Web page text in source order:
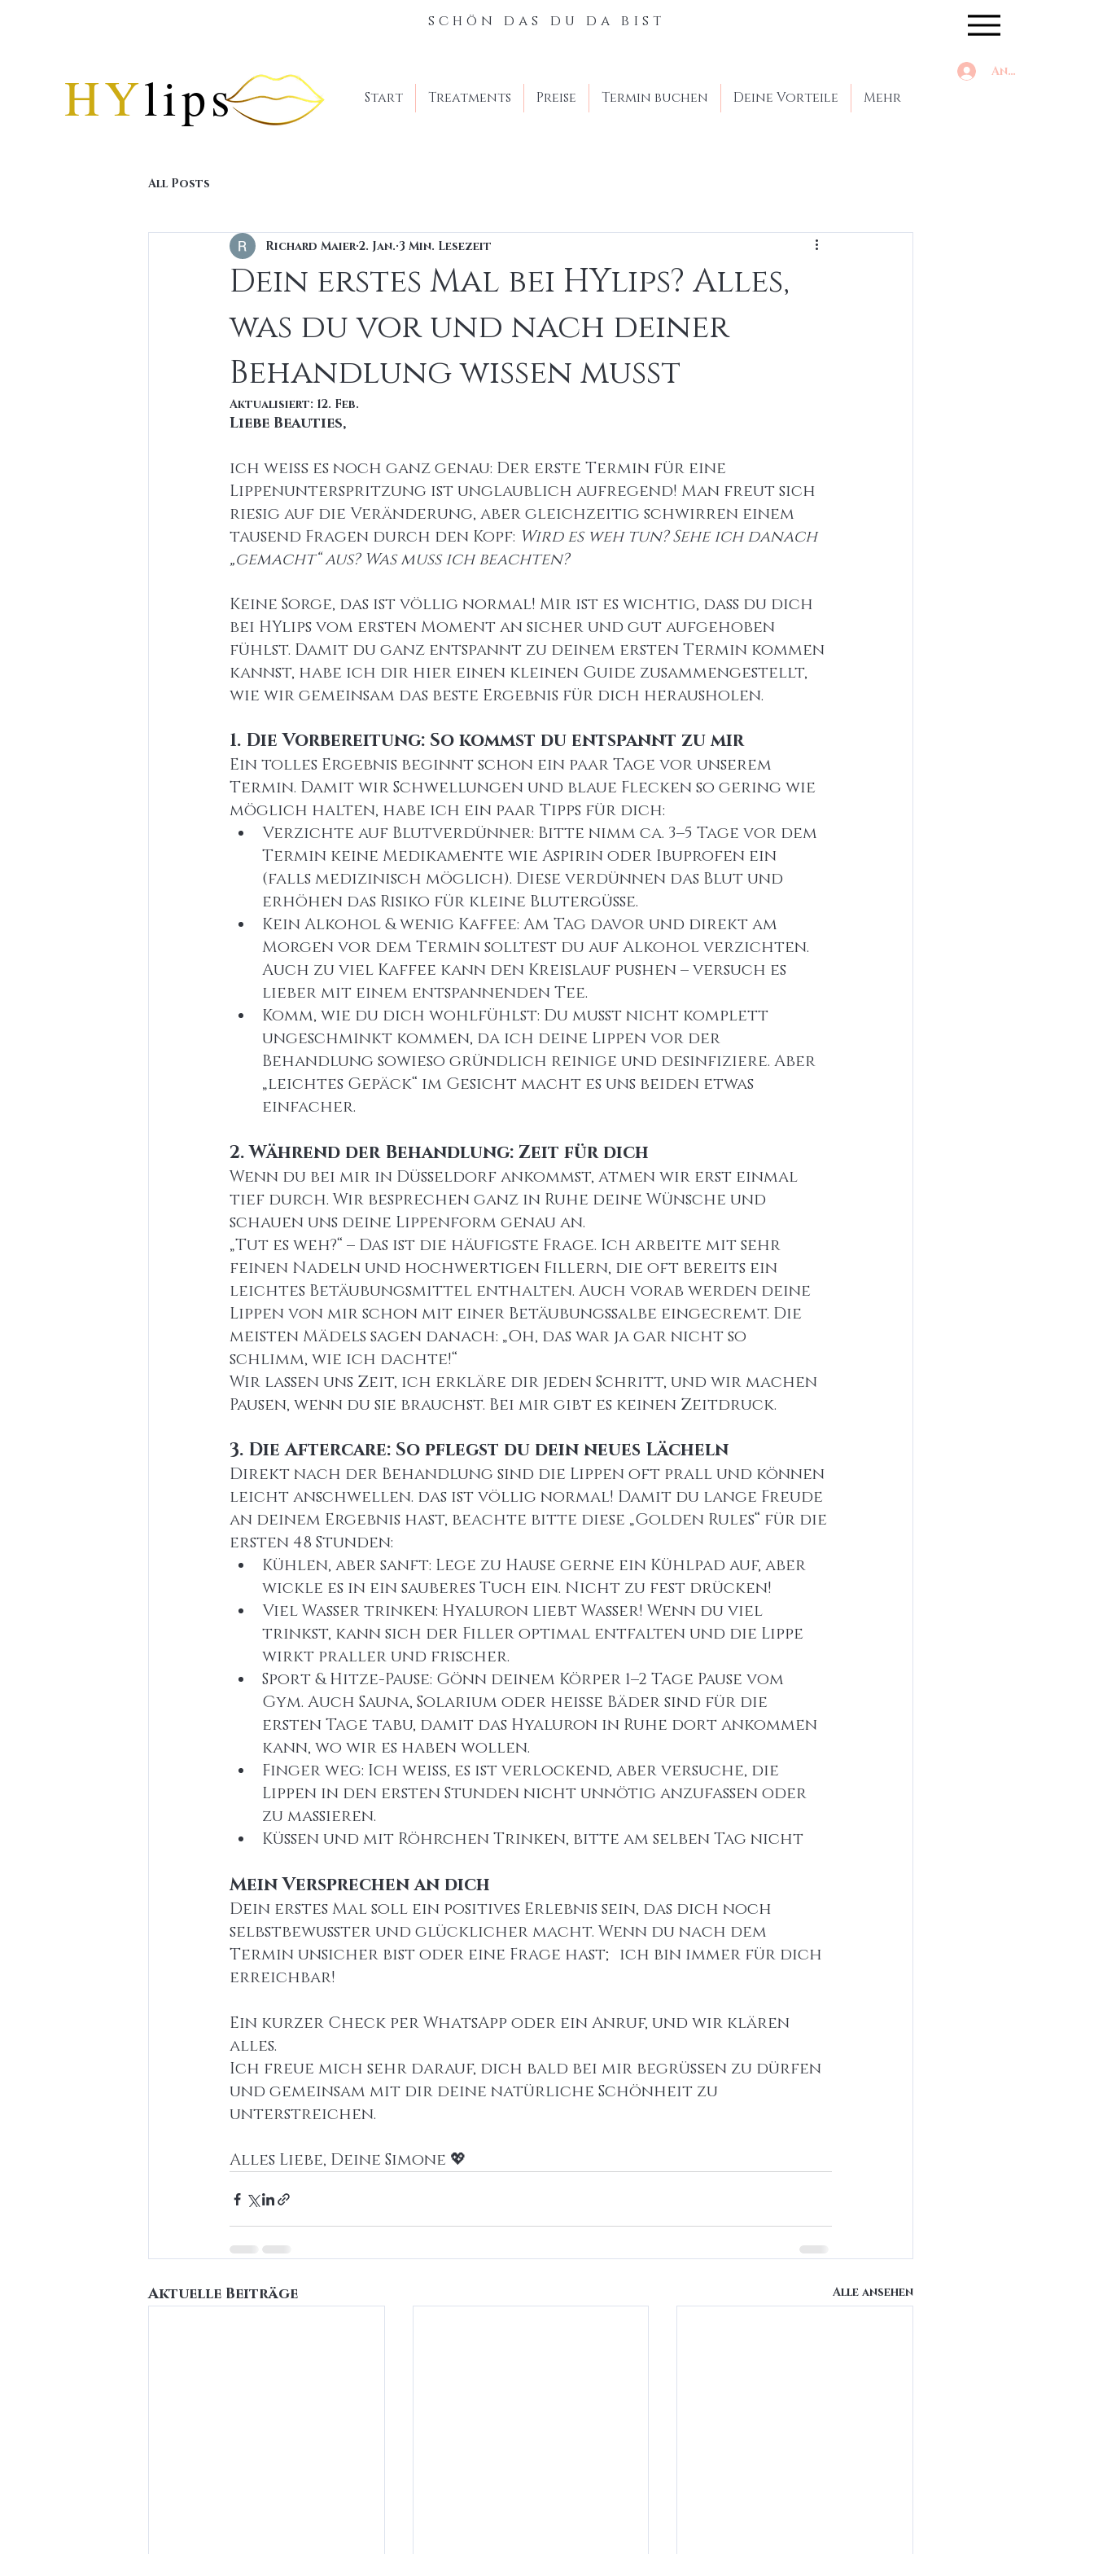
HYlips Start Treatments Preise Termin buchen Deine Vorteile Mehr
Anmelden
schön das du da bist
All Posts
Dein erstes Mal bei HYlips? Alles,
was du vor und nach deiner
Behandlung wissen musst
Richard Maier 2. Jan. 3 Min. Lesezeit
Aktualisiert: 12. Feb.
Liebe Beauties,
ich weiß es noch ganz genau: Der erste Termin für eine
Lippenunterspritzung ist unglaublich aufregend! Man freut sich
riesig auf die Veränderung, aber gleichzeitig schwirren einem
tausend Fragen durch den Kopf: Wird es weh tun? Sehe ich danach
„gemacht“ aus? Was muss ich beachten?
Keine Sorge, das ist völlig normal! Mir ist es wichtig, dass du dich
bei HYlips vom ersten Moment an sicher und gut aufgehoben
fühlst. Damit du ganz entspannt zu deinem ersten Termin kommen
kannst, habe ich dir hier einen kleinen Guide zusammengestellt,
wie wir gemeinsam das beste Ergebnis für dich herausholen.
1. Die Vorbereitung: So kommst du entspannt zu mir
Ein tolles Ergebnis beginnt schon ein paar Tage vor unserem
Termin. Damit wir Schwellungen und blaue Flecken so gering wie
möglich halten, habe ich ein paar Tipps für dich:
Verzichte auf Blutverdünner: Bitte nimm ca. 3–5 Tage vor dem
Termin keine Medikamente wie Aspirin oder Ibuprofen ein
(falls medizinisch möglich). Diese verdünnen das Blut und
erhöhen das Risiko für kleine Blutergüsse.
Kein Alkohol & wenig Kaffee: Am Tag davor und direkt am
Morgen vor dem Termin solltest du auf Alkohol verzichten.
Auch zu viel Kaffee kann den Kreislauf pushen – versuch es
lieber mit einem entspannenden Tee.
Komm, wie du dich wohlfühlst: Du musst nicht komplett
ungeschminkt kommen, da ich deine Lippen vor der
Behandlung sowieso gründlich reinige und desinfiziere. Aber
„leichtes Gepäck“ im Gesicht macht es uns beiden etwas
einfacher.
2. Während der Behandlung: Zeit für dich
Wenn du bei mir in Düsseldorf ankommst, atmen wir erst einmal
tief durch. Wir besprechen ganz in Ruhe deine Wünsche und
schauen uns deine Lippenform genau an.
„Tut es weh?“ – Das ist die häufigste Frage. Ich arbeite mit sehr
feinen Nadeln und hochwertigen Fillern, die oft bereits ein
leichtes Betäubungsmittel enthalten. Auch vorab werden deine
Lippen von mir schon mit einer Betäubungssalbe eingecremt. Die
meisten Mädels sagen danach: „Oh, das war ja gar nicht so
schlimm, wie ich dachte!“
Wir lassen uns Zeit, ich erkläre dir jeden Schritt, und wir machen
Pausen, wenn du sie brauchst. Bei mir gibt es keinen Zeitdruck.
3. Die Aftercare: So pflegst du dein neues Lächeln
Direkt nach der Behandlung sind die Lippen oft prall und können
leicht anschwellen. das ist völlig normal! Damit du lange Freude
an deinem Ergebnis hast, beachte bitte diese „Golden Rules“ für die
ersten 48 Stunden:
Kühlen, aber sanft: Lege zu Hause gerne ein Kühlpad auf, aber
wickle es in ein sauberes Tuch ein. Nicht zu fest drücken!
Viel Wasser trinken: Hyaluron liebt Wasser! Wenn du viel
trinkst, kann sich der Filler optimal entfalten und die Lippe
wirkt praller und frischer.
Sport & Hitze-Pause: Gönn deinem Körper 1–2 Tage Pause vom
Gym. Auch Sauna, Solarium oder heiße Bäder sind für die
ersten Tage tabu, damit das Hyaluron in Ruhe dort ankommen
kann, wo wir es haben wollen.
Finger weg: Ich weiß, es ist verlockend, aber versuche, die
Lippen in den ersten Stunden nicht unnötig anzufassen oder
zu massieren.
Küssen und mit Röhrchen Trinken, bitte am selben Tag nicht
Mein Versprechen an dich
Dein erstes Mal soll ein positives Erlebnis sein, das dich noch
selbstbewusster und glücklicher macht. Wenn du nach dem
Termin unsicher bist oder eine Frage hast; ich bin immer für dich
erreichbar!
Ein kurzer Check per WhatsApp oder ein Anruf, und wir klären
alles.
Ich freue mich sehr darauf, dich bald bei mir begrüßen zu dürfen
und gemeinsam mit dir deine natürliche Schönheit zu
unterstreichen.
Alles Liebe, Deine Simone 💖
Aktuelle Beiträge Alle ansehen